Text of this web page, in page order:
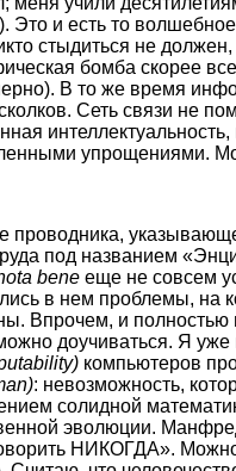
Это и есть то
стыдиться не
бомба скорее
В то же время
Сеть связи не
упрощениями.
проводника,
под названием
beneеще не совсем
в нем проблемы, на
Впрочем, и
доучиваться. Я уже
компьютеров
: невозможность,
солидной
эволюции.
НИКОГДА».